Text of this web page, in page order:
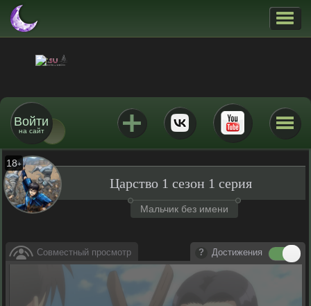
Войти
на сайт
18+
Царство 1 сезон 1 серия
Мальчик без имени
Совместный просмотр Достижения